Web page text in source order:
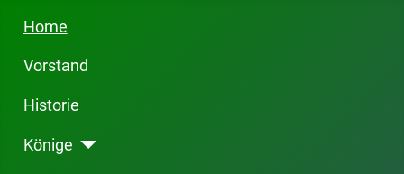
Home
Vorstand
Historie
Könige